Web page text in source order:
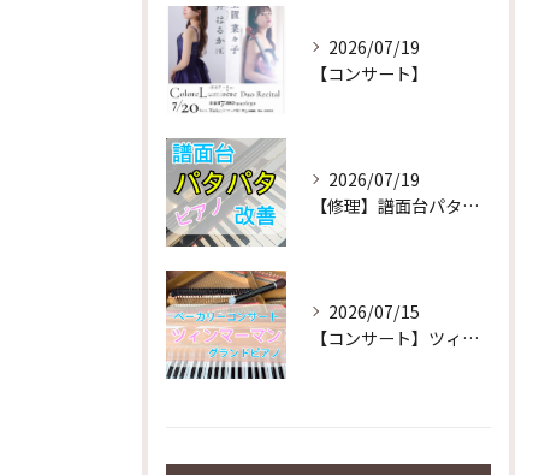
2026/07/19
【コンサート】
2026/07/19
【修理】譜面台パタパタを改善！ストレス解消！
2026/07/15
【コンサート】ツィンマーマンのグランドピアノ♪木目猫足グラン...